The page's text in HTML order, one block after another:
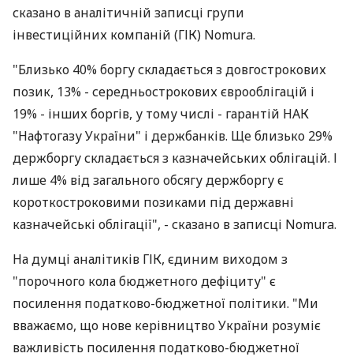
сказано в аналітичній записці групи
інвестиційних компаній (ГІК) Nomura.
"Близько 40% боргу складається з довгострокових
позик, 13% - середньострокових єврооблігацій і
19% - інших боргів, у тому числі - гарантій НАК
"Нафтогазу України" і держбанків. Ще близько 29%
держборгу складається з казначейських облігацій. І
лише 4% від загального обсягу держборгу є
короткостроковими позиками під державні
казначейські облігації", - сказано в записці Nomura.
На думці аналітиків ГІК, єдиним виходом з
"порочного кола бюджетного дефіциту" є
посилення податково-бюджетної політики. "Ми
вважаємо, що нове керівництво України розуміє
важливість посилення податково-бюджетної